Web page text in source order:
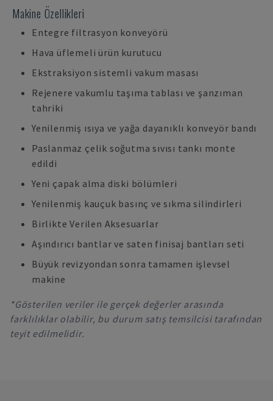
Makine Özellikleri
Entegre filtrasyon konveyörü
Hava üflemeli ürün kurutucu
Ekstraksiyon sistemli vakum masası
Rejenere vakumlu taşıma tablası ve şanzıman
tahriki
Yenilenmiş ısıya ve yağa dayanıklı konveyör bandı
Paslanmaz çelik soğutma sıvısı tankı monte
edildi
Yeni çapak alma diski bölümleri
Yenilenmiş kauçuk basınç ve sıkma silindirleri
Birlikte Verilen Aksesuarlar
Aşındırıcı bantlar ve saten finisaj bantları seti
Büyük revizyondan sonra tamamen işlevsel
makine
*Gösterilen veriler ile gerçek değerler arasında
farklılıklar olabilir, bu durum satış temsilcisi tarafından
teyit edilmelidir.